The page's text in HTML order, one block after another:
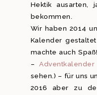
Hektik ausarten,
bekommen.
Wir haben 2014
Kalender
machte auch
–
sehen.) – für uns
2016 aber zu